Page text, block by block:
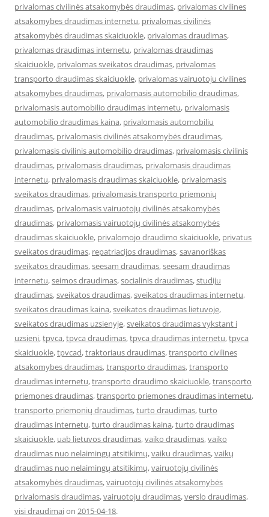
privalomas civilinės atsakomybės draudimas, privalomas civilines
atsakomybes draudimas internetu, privalomas civilinės
atsakomybės draudimas skaiciuokle, privalomas draudimas,
privalomas draudimas internetu, privalomas draudimas
skaiciuokle, privalomas sveikatos draudimas, privalomas
transporto draudimas skaiciuokle, privalomas vairuotoju civilines
atsakomybes draudimas, privalomasis automobilio draudimas,
privalomasis automobilio draudimas internetu, privalomasis
automobilio draudimas kaina, privalomasis automobiliu
draudimas, privalomasis civilinės atsakomybės draudimas,
privalomasis civilinis automobilio draudimas, privalomasis civilinis
draudimas, privalomasis draudimas, privalomasis draudimas
internetu, privalomasis draudimas skaiciuokle, privalomasis
sveikatos draudimas, privalomasis transporto priemonių
draudimas, privalomasis vairuotojų civilinės atsakomybės
draudimas, privalomasis vairuotojų civilinės atsakomybės
draudimas skaiciuokle, privalomojo draudimo skaiciuokle, privatus
sveikatos draudimas, repatriacijos draudimas,savanoriškas
sveikatos draudimas,seesam draudimas,seesam draudimas
internetu,seimos draudimas,socialinis draudimas,studiju
draudimas,sveikatos draudimas,sveikatos draudimas internetu,
sveikatos draudimas kaina,sveikatos draudimas lietuvoje,
sveikatos draudimas uzsienyje,sveikatos draudimas vykstant i
uzsieni,tpvca,tpvca draudimas,tpvca draudimas internetu,tpvca
skaiciuokle,tpvcad,traktoriaus draudimas,transporto civilines
atsakomybes draudimas,transporto draudimas,transporto
draudimas internetu,transporto draudimo skaiciuokle,transporto
priemones draudimas,transporto priemones draudimas internetu,
transporto priemonių draudimas,turto draudimas,turto
draudimas internetu,turto draudimas kaina,turto draudimas
skaiciuokle, uab lietuvos draudimas,vaiko draudimas,vaiko
draudimas nuo nelaimingų atsitikimų,vaiku draudimas,vaikų
draudimas nuo nelaimingų atsitikimų,vairuotojų civilinės
atsakomybės draudimas,vairuotojų civilinės atsakomybės
privalomasis draudimas,vairuotoju draudimas,verslo draudimas,
visi draudimaion 2015-04-18.